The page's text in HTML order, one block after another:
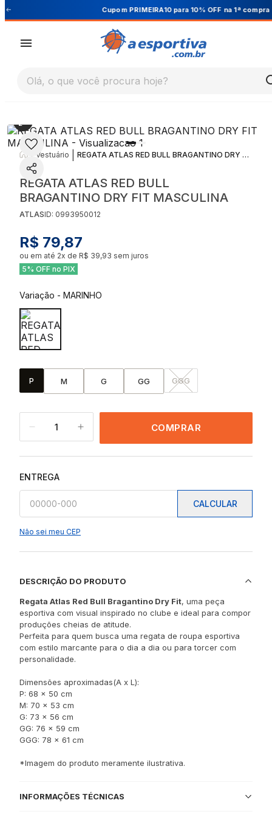
Cupom PRIMEIRA10 para 10% OFF na 1ª compra
Olá, o que você procura hoje?
Vestuário REGATA ATLAS RED BULL BRAGANTINO DRY FIT MASCULINA
REGATA ATLAS RED BULL
BRAGANTINO DRY FIT MASCULINA
ATLASID: 0993950012
R$ 79,87
ou em até 2x de R$ 39,93 sem juros
5% OFF no PIX
Variação - MARINHO
P M G GG GGG
1 COMPRAR
ENTREGA
CALCULAR
Não sei meu CEP
DESCRIÇÃO DO PRODUTO
Regata Atlas Red Bull Bragantino Dry Fit, uma peça
esportiva com visual inspirado no clube e ideal para compor
produções cheias de atitude.
Perfeita para quem busca uma regata de roupa esportiva
com estilo marcante para o dia a dia ou para torcer com
personalidade.
Dimensões aproximadas(A x L):
P: 68 x 50 cm
M: 70 x 53 cm
G: 73 x 56 cm
GG: 76 x 59 cm
GGG: 78 x 61 cm
*Imagem do produto meramente ilustrativa.
INFORMAÇÕES TÉCNICAS